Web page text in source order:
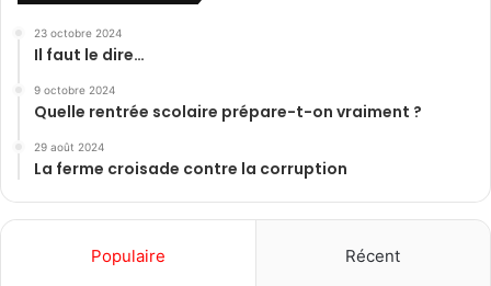
23 octobre 2024
Il faut le dire…
9 octobre 2024
Quelle rentrée scolaire prépare-t-on vraiment ?
29 août 2024
La ferme croisade contre la corruption
Populaire Récent